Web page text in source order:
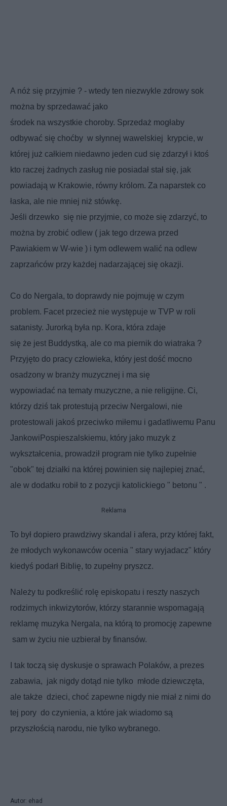
A nóż się przyjmie ? - wtedy ten niezwykle zdrowy sok
można by sprzedawać jako
środek na wszystkie choroby. Sprzedaż mogłaby
odbywać się choćby w słynnej wawelskiej
krypcie, w
której już całkiem niedawno jeden cud się zdarzył i ktoś
kto raczej żadnych zasług nie posiadał stał się, jak
powiadają w Krakowie, równy królom. Za naparstek co
łaska, ale nie mniej niż stówkę.
Jeśli drzewko się nie przyjmie, co może się zdarzyć, to
można by zrobić odlew ( jak tego drzewa przed
Pawiakiem w W-wie ) i tym odlewem walić na odlew
zaprzańców przy każdej nadarzającej się okazji.
Co do Nergala, to doprawdy nie pojmuję w czym
problem. Facet przecież nie występuje w TVP w roli
satanisty. Jurorką była np. Kora, która zdaje
się że jest Buddystką, ale co ma piernik do wiatraka ?
Przyjęto do pracy człowieka, który jest dość mocno
osadzony w branży muzycznej i ma się
wypowiadać na tematy muzyczne, a nie religijne. Ci,
którzy dziś tak protestują przeciw Nergalowi, nie
protestowali jakoś przeciwko miłemu i gadatliwemu Panu
Jankowi Pospieszalskiemu, który jako muzyk z
wykształcenia, prowadził program nie tylko zupełnie
"obok" tej działki na której powinien się najlepiej znać,
ale w dodatku robił to z pozycji katolickiego " betonu " .
Reklama
To był dopiero prawdziwy skandal i afera, przy której fakt,
że młodych wykonawców ocenia " stary wyjadacz" który
kiedyś podarł Biblię, to zupełny pryszcz.
Należy tu podkreślić rolę episkopatu i reszty naszych
rodzimych inkwizytorów, którzy starannie wspomagają
reklamę muzyka Nergala, na którą to promocję zapewne
sam w życiu nie uzbierał by finansów.
I tak toczą się dyskusje o sprawach Polaków, a prezes
zabawia, jak nigdy dotąd nie tylko młode dziewczęta,
ale także dzieci, choć zapewne nigdy nie miał z nimi do
tej pory do czynienia, a które jak wiadomo są
przyszłością narodu, nie tylko wybranego.
Autor: ehad